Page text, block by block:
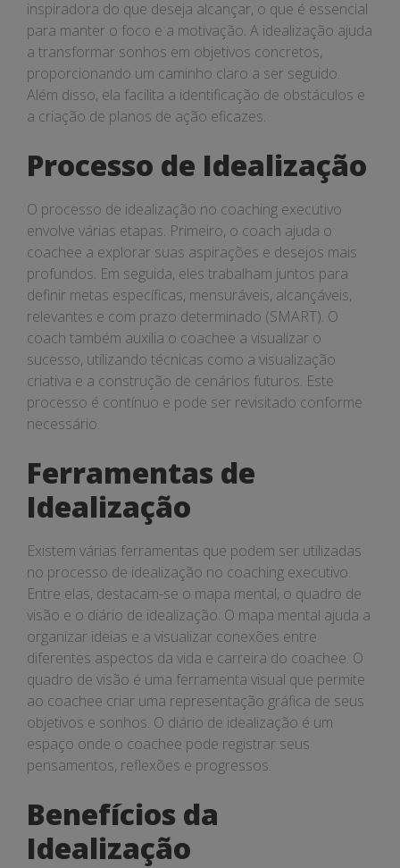
inspiradora do que deseja alcançar, o que é essencial
para manter o foco e a motivação. A idealização ajuda
a transformar sonhos em objetivos concretos,
proporcionando um caminho claro a ser seguido.
Além disso, ela facilita a identificação de obstáculos e
a criação de planos de ação eficazes.
Processo de Idealização
O processo de idealização no coaching executivo
envolve várias etapas. Primeiro, o coach ajuda o
coachee a explorar suas aspirações e desejos mais
profundos. Em seguida, eles trabalham juntos para
definir metas específicas, mensuráveis, alcançáveis,
relevantes e com prazo determinado (SMART). O
coach também auxilia o coachee a visualizar o
sucesso, utilizando técnicas como a visualização
criativa e a construção de cenários futuros. Este
processo é contínuo e pode ser revisitado conforme
necessário.
Ferramentas de
Idealização
Existem várias ferramentas que podem ser utilizadas
no processo de idealização no coaching executivo.
Entre elas, destacam-se o mapa mental, o quadro de
visão e o diário de idealização. O mapa mental ajuda a
organizar ideias e a visualizar conexões entre
diferentes aspectos da vida e carreira do coachee. O
quadro de visão é uma ferramenta visual que permite
ao coachee criar uma representação gráfica de seus
objetivos e sonhos. O diário de idealização é um
espaço onde o coachee pode registrar seus
pensamentos, reflexões e progressos.
Benefícios da
Idealização